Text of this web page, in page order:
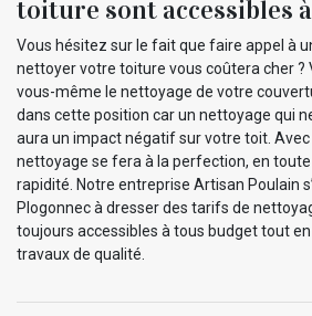
toiture sont accessibles
Vous hésitez sur le fait que faire appel à
nettoyer votre toiture vous coûtera cher ?
vous-même le nettoyage de votre
dans cette position car un nettoyage qui
aura un impact négatif sur votre toit.
nettoyage se fera à la perfection, en
rapidité. Notre entreprise Artisan Poulain
Plogonnec à dresser des tarifs de
toujours accessibles à tous budget tout
travaux de qualité.